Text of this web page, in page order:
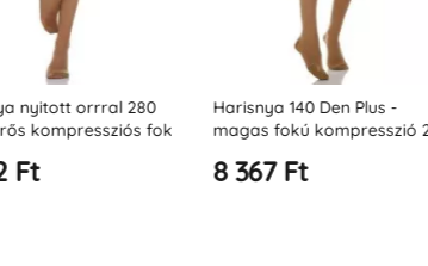
orrral 280
fok
Harisnya 140 Den Plus -
magas fokú kompresszió 22-
8 367 Ft